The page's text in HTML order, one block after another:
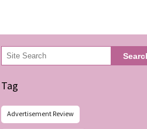
検
索
Tag
Advertisement Review